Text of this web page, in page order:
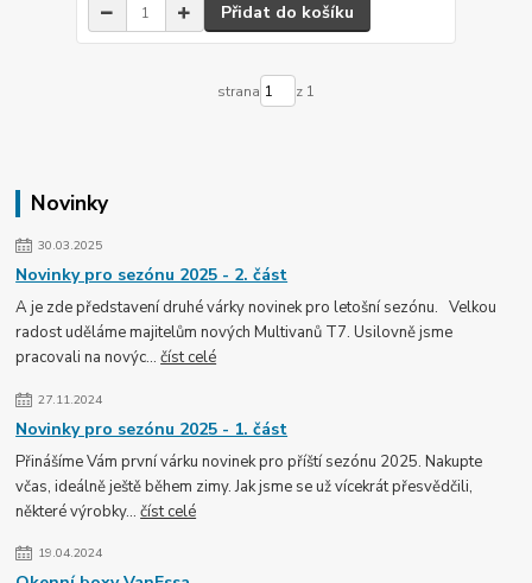
Novinky
30.03.2025
Novinky pro sezónu 2025 - 2. část
A je zde představení druhé várky novinek pro letošní sezónu. Velkou
radost uděláme majitelům nových Multivanů T7. Usilovně jsme
pracovali na novýc...číst celé
27.11.2024
Novinky pro sezónu 2025 - 1. část
Přinášíme Vám první várku novinek pro příští sezónu 2025. Nakupte
včas, ideálně ještě během zimy. Jak jsme se už vícekrát přesvědčili,
některé výrobky...číst celé
19.04.2024
Přidat do košíku
strana z 1